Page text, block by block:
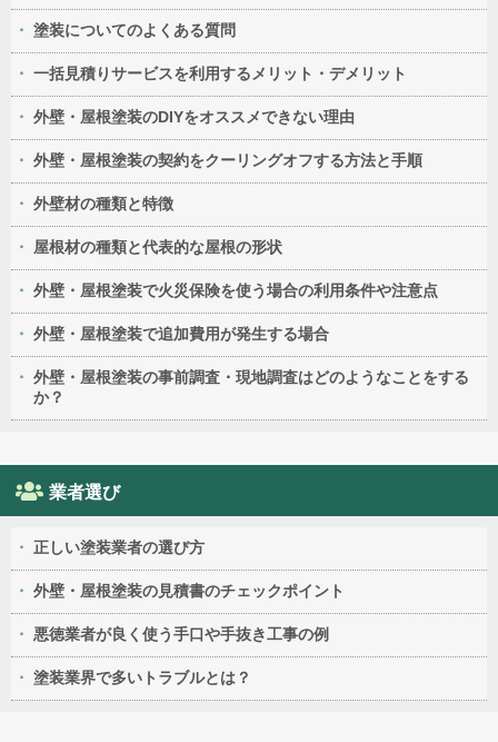
塗装についてのよくある質問
一括見積りサービスを利用するメリット・デメリット
外壁・屋根塗装のDIYをオススメできない理由
外壁・屋根塗装の契約をクーリングオフする方法と手順
外壁材の種類と特徴
屋根材の種類と代表的な屋根の形状
外壁・屋根塗装で火災保険を使う場合の利用条件や注意点
外壁・屋根塗装で追加費用が発生する場合
外壁・屋根塗装の事前調査・現地調査はどのようなことをする
か？
業者選び
正しい塗装業者の選び方
外壁・屋根塗装の見積書のチェックポイント
悪徳業者が良く使う手口や手抜き工事の例
塗装業界で多いトラブルとは？